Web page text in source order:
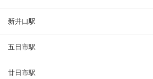
新井口駅
五日市駅
廿日市駅